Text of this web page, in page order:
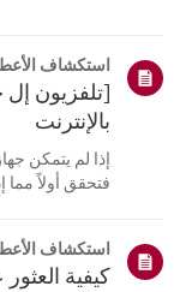
استكشاف
[تلفزيون
بالإنترنت
فتحقق أولاً مما
تكمن في جها...
استكشاف